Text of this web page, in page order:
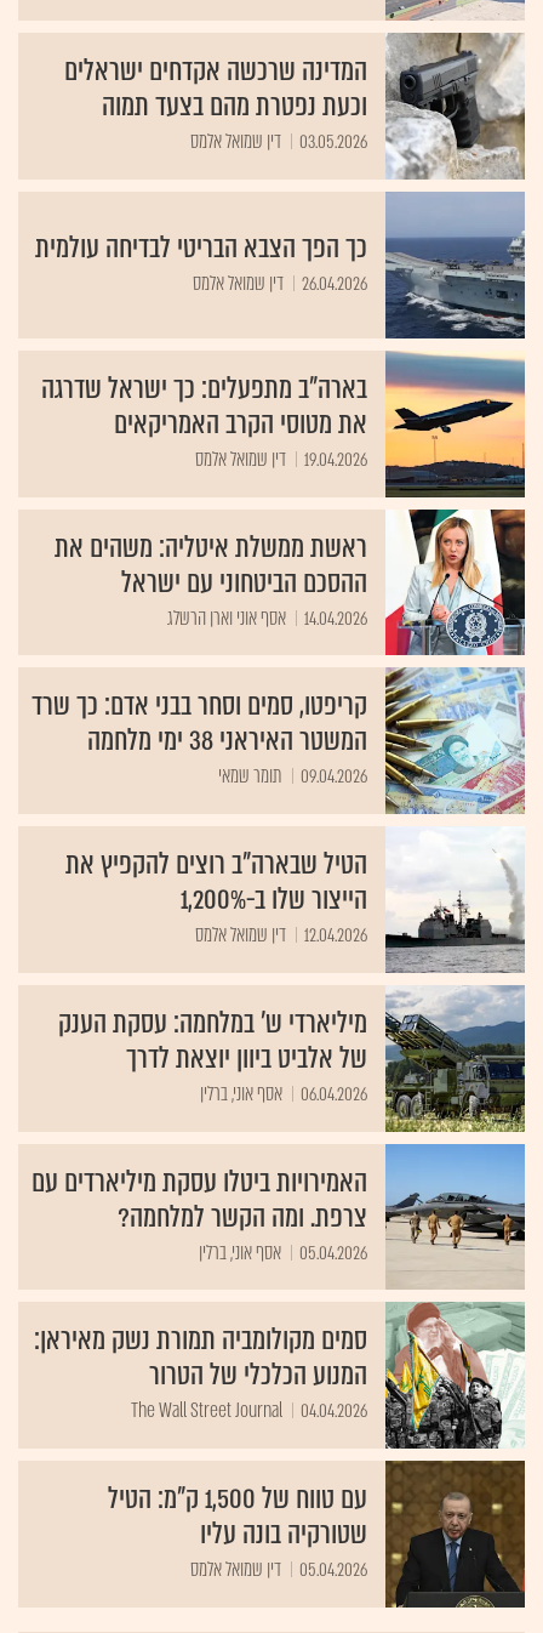
המדינה שרכשה אקדחים ישראלים
וכעת נפטרת מהם בצעד תמוה
03.05.2026 דין שמואל אלמס
כך הפך הצבא הבריטי לבדיחה עולמית
26.04.2026 דין שמואל אלמס
בארה"ב מתפעלים: כך ישראל שדרגה
את מטוסי הקרב האמריקאים
19.04.2026 דין שמואל אלמס
ראשת ממשלת איטליה: משהים את
ההסכם הביטחוני עם ישראל
14.04.2026 אסף אוני וארן הרשלג
קריפטו, סמים וסחר בבני אדם: כך שרד
המשטר האיראני 38 ימי מלחמה
09.04.2026 תומר שמאי
הטיל שבארה"ב רוצים להקפיץ את
הייצור שלו ב-1,200%
12.04.2026 דין שמואל אלמס
מיליארדי ש' במלחמה: עסקת הענק
של אלביט ביוון יוצאת לדרך
06.04.2026 אסף אוני, ברלין
האמירויות ביטלו עסקת מיליארדים עם
צרפת. ומה הקשר למלחמה?
05.04.2026 אסף אוני, ברלין
סמים מקולומביה תמורת נשק מאיראן:
המנוע הכלכלי של הטרור
04.04.2026
The Wall Street Journal
עם טווח של 1,500 ק"מ: הטיל
שטורקיה בונה עליו
05.04.2026 דין שמואל אלמס